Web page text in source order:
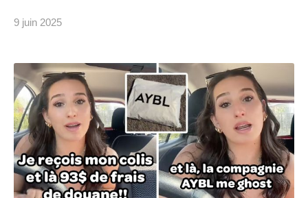
9 juin 2025